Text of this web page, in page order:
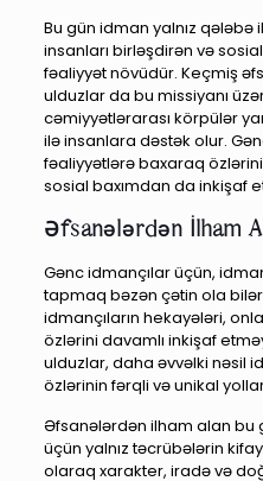
Bu gün idman yalnız
insanları birləşdirən və
fəaliyyət növüdür. Keçmiş
ulduzlar da bu missiyanı
cəmiyyətlərarası körpülər
ilə insanlara dəstək olur.
fəaliyyətlərə baxaraq
sosial baxımdan da inkişaf
Əfsanələrdən İlham
Gənc idmançılar üçün,
tapmaq bəzən çətin ola
idmançıların hekayələri,
özlərini davamlı inkişaf
ulduzlar, daha əvvəlki nəsil
özlərinin fərqli və unikal
Əfsanələrdən ilham alan bu
üçün yalnız təcrübələrin
olaraq xarakter, iradə və